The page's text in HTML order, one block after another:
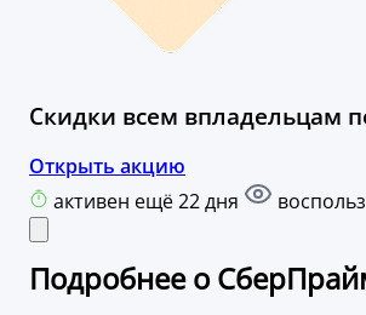
Скидки всем впладельцам
Открыть акцию
активен ещё 22 дня
Подробнее о